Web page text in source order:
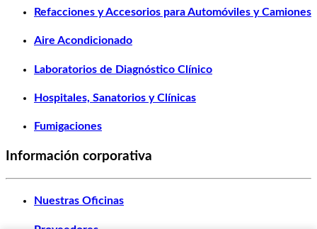
Refacciones y Accesorios para Automóviles y Camiones
Aire Acondicionado
Laboratorios de Diagnóstico Clínico
Hospitales, Sanatorios y Clínicas
Fumigaciones
Información corporativa
Nuestras Oficinas